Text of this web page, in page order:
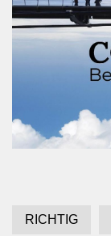
RICHTIG